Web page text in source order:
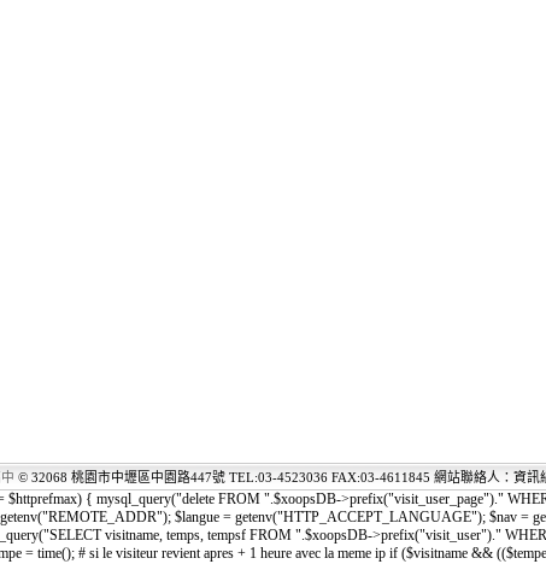
© 32068 桃園市中壢區中園路447號 TEL:03-4523036 FAX:03-4611845 網站聯絡人：資訊
{ mysql_query("delete FROM ".$xoopsDB->prefix("visit_user_page")."
$langue = getenv("HTTP_ACCEPT_LANGUAGE"); $nav =
visitname, temps, tempsf FROM ".$xoopsDB->prefix("visit_user")."
= time(); # si le visiteur revient apres + 1 heure avec la meme ip if ($visitname &&